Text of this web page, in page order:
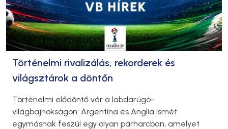
Történelmi rivalizálás, rekorderek és
világsztárok a döntőn
Történelmi elődöntő vár a labdarúgó-
világbajnokságon: Argentína és Anglia ismét
egymásnak feszül egy olyan párharcban, amelyet